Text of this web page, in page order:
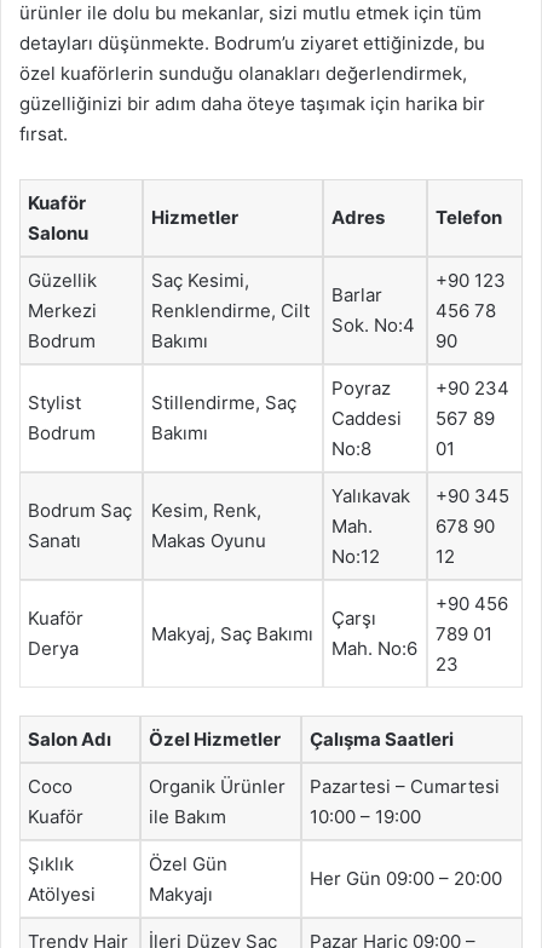
ürünler ile dolu bu mekanlar, sizi mutlu etmek için tüm
detayları düşünmekte. Bodrum’u ziyaret ettiğinizde, bu
özel kuaförlerin sunduğu olanakları değerlendirmek,
güzelliğinizi bir adım daha öteye taşımak için harika bir
fırsat.
Kuaför
Salonu
Hizmetler Adres Telefon
Güzellik
Merkezi
Bodrum
Saç Kesimi,
Renklendirme, Cilt
Bakımı
Barlar
Sok. No:4
+90 123
456 78
90
Stylist
Bodrum
Stillendirme, Saç
Bakımı
Poyraz
Caddesi
No:8
+90 234
567 89
01
Bodrum Saç
Sanatı
Kesim, Renk,
Makas Oyunu
Yalıkavak
Mah.
No:12
+90 345
678 90
12
Kuaför
Derya
Makyaj, Saç Bakımı
Çarşı
Mah. No:6
+90 456
789 01
23
Salon Adı Özel Hizmetler Çalışma Saatleri
Coco
Kuaför
Organik Ürünler
ile Bakım
Pazartesi – Cumartesi
10:00 – 19:00
Şıklık
Atölyesi
Özel Gün
Makyajı
Her Gün 09:00 – 20:00
Trendy Hair
İleri Düzey Saç
Pazar Hariç 09:00 –